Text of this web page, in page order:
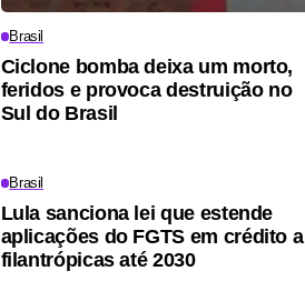
Brasil
Ciclone bomba deixa um morto,
feridos e provoca destruição no
Sul do Brasil
Brasil
Lula sanciona lei que estende
aplicações do FGTS em crédito a
filantrópicas até 2030